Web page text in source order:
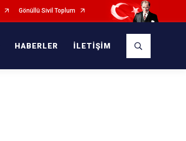
Gönüllü Sivil Toplum
HABERLER İLETİŞİM